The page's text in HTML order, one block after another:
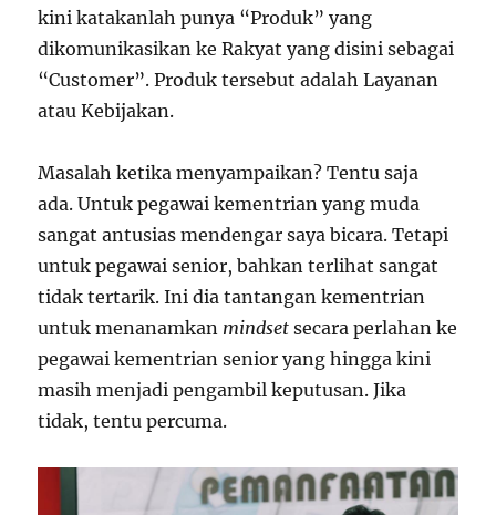
kini katakanlah punya “Produk” yang
dikomunikasikan ke Rakyat yang disini sebagai
“Customer”. Produk tersebut adalah Layanan
atau Kebijakan.
Masalah ketika menyampaikan? Tentu saja
ada. Untuk pegawai kementrian yang muda
sangat antusias mendengar saya bicara. Tetapi
untuk pegawai senior, bahkan terlihat sangat
tidak tertarik. Ini dia tantangan kementrian
untuk menanamkan mindset secara perlahan ke
pegawai kementrian senior yang hingga kini
masih menjadi pengambil keputusan. Jika
tidak, tentu percuma.